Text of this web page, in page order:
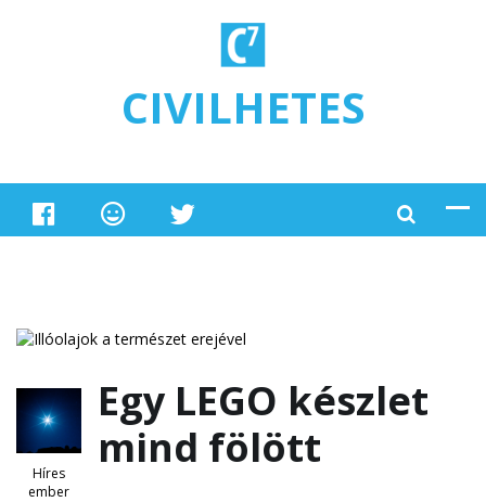
CIVILHETES
Híres
ember
Egy LEGO készlet
mind fölött